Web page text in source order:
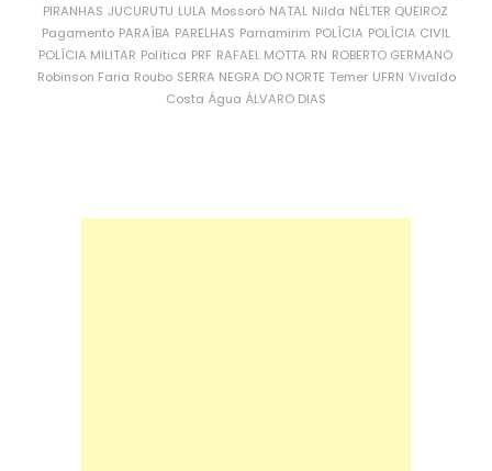
PIRANHAS JUCURUTU LULA Mossoró NATAL Nilda NÉLTER QUEIROZ
Pagamento PARAÍBA PARELHAS Parnamirim POLÍCIA POLÍCIA CIVIL
POLÍCIA MILITAR Política PRF RAFAEL MOTTA RN ROBERTO GERMANO
Robinson Faria Roubo SERRA NEGRA DO NORTE Temer UFRN Vivaldo
Costa Água ÁLVARO DIAS